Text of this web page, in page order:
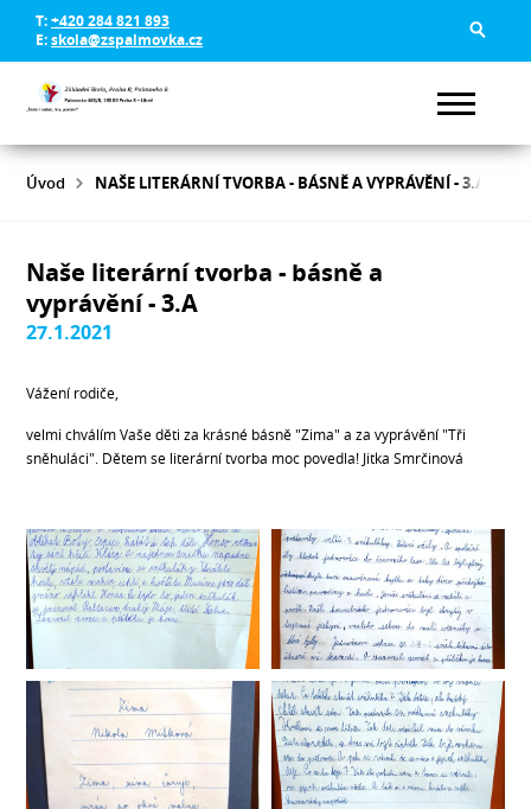
T:+420 284 821 893
E:skola@zspalmovka.cz
Úvod NAŠE LITERÁRNÍ TVORBA - BÁSNĚ A VYPRÁVĚNÍ - 3.A
Naše literární tvorba - básně a
vyprávění - 3.A
27.1.2021
Vážení rodiče,
velmi chválím Vaše děti za krásné básně "Zima" a za vyprávění "Tři
sněhuláci". Dětem se literární tvorba moc povedla! Jitka Smrčinová